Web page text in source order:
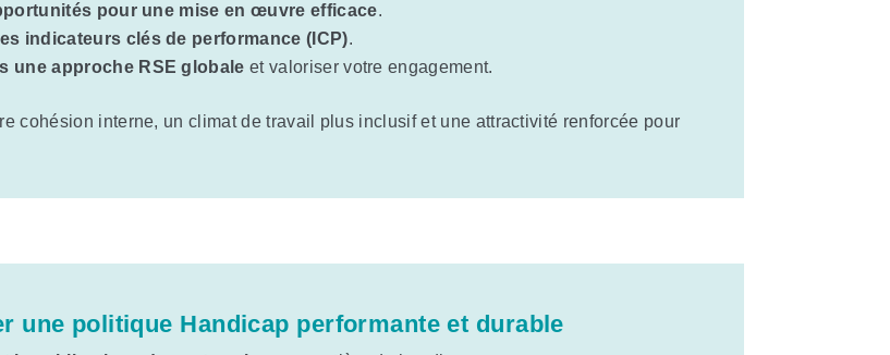
pour une mise en œuvre efficace.
indicateurs clés de performance (ICP).
une approche RSE globale et valoriser votre engagement.
cohésion interne, un climat de travail plus inclusif et une attractivité renforcée pour
une politique Handicap performante et durable